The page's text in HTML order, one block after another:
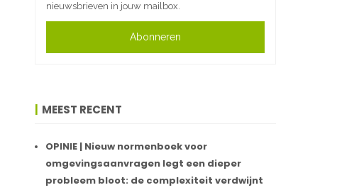
nieuwsbrieven in jouw mailbox.
Abonneren
MEEST RECENT
OPINIE | Nieuw normenboek voor
omgevingsaanvragen legt een dieper
probleem bloot: de complexiteit verdwijnt